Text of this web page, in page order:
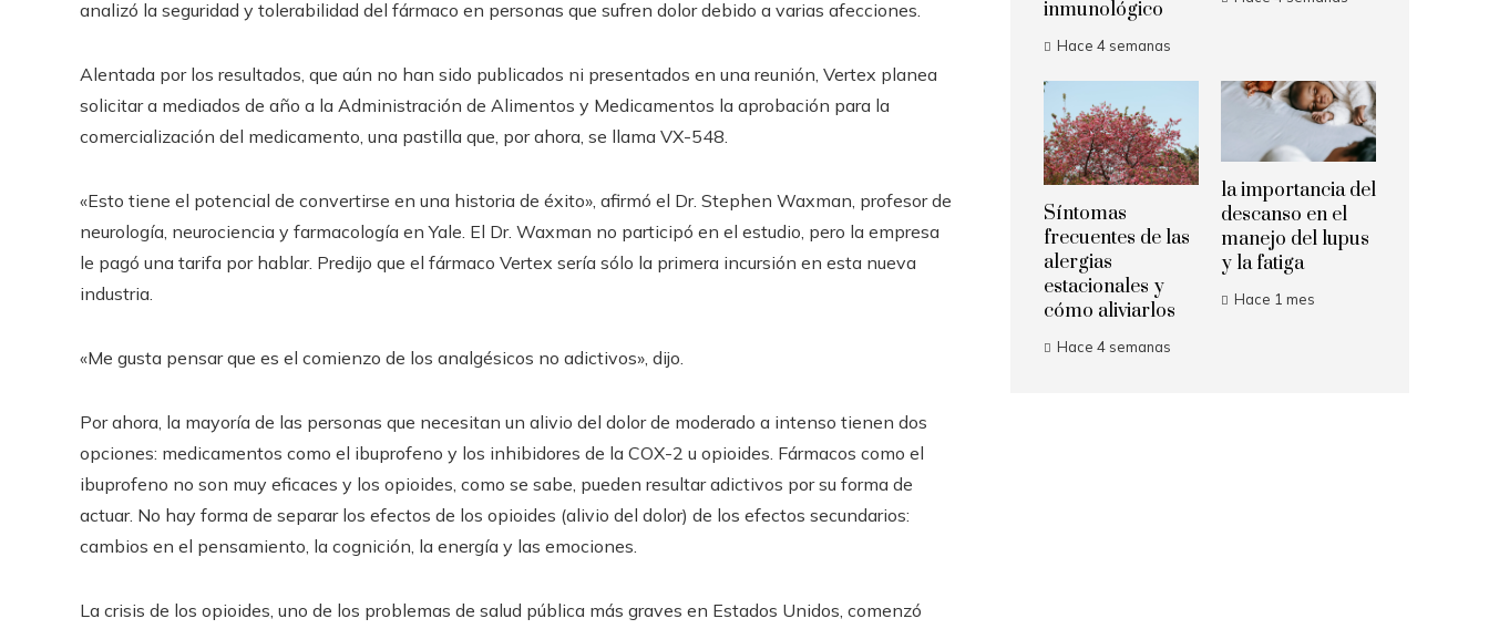
analizó la seguridad y tolerabilidad del fármaco en personas que sufren dolor debido a varias afecciones.
Alentada por los resultados, que aún no han sido publicados ni presentados en una reunión, Vertex planea
solicitar a mediados de año a la Administración de Alimentos y Medicamentos la aprobación para la
comercialización del medicamento, una pastilla que, por ahora, se llama VX-548.
«Esto tiene el potencial de convertirse en una historia de éxito», afirmó el Dr. Stephen Waxman, profesor de
neurología, neurociencia y farmacología en Yale. El Dr. Waxman no participó en el estudio, pero la empresa
le pagó una tarifa por hablar. Predijo que el fármaco Vertex sería sólo la primera incursión en esta nueva
industria.
«Me gusta pensar que es el comienzo de los analgésicos no adictivos», dijo.
Por ahora, la mayoría de las personas que necesitan un alivio del dolor de moderado a intenso tienen dos
opciones: medicamentos como el ibuprofeno y los inhibidores de la COX-2 u opioides. Fármacos como el
ibuprofeno no son muy eficaces y los opioides, como se sabe, pueden resultar adictivos por su forma de
actuar. No hay forma de separar los efectos de los opioides (alivio del dolor) de los efectos secundarios:
cambios en el pensamiento, la cognición, la energía y las emociones.
La crisis de los opioides, uno de los problemas de salud pública más graves en Estados Unidos, comenzó
inmunológico
Hace 4 semanas
Síntomas
frecuentes de las
alergias
estacionales y
cómo aliviarlos
Hace 4 semanas
la importancia del
descanso en el
manejo del lupus
y la fatiga
Hace 1 mes